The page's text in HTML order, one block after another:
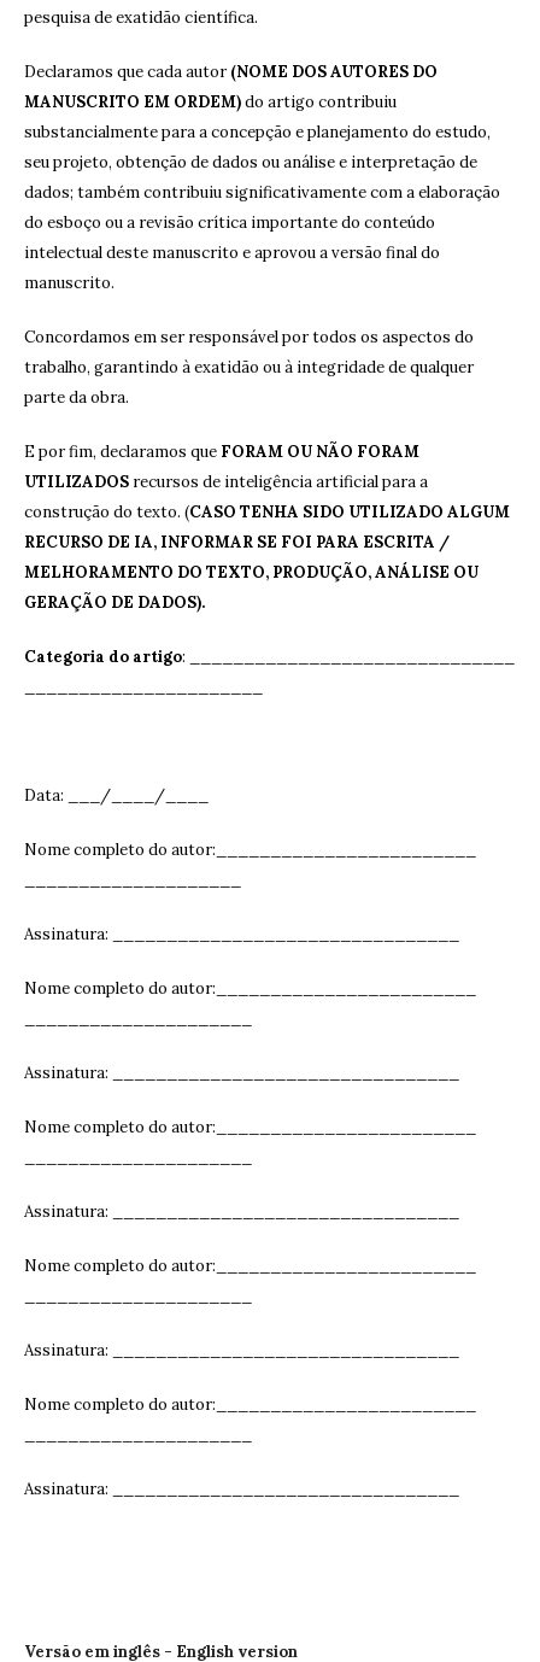
pesquisa de exatidão científica.
Declaramos que cada autor(NOME DOS AUTORES DO
MANUSCRITO EM ORDEM)do artigo contribuiu
substancialmente para a concepção e planejamento do estudo,
seu projeto, obtenção de dados ou análise e interpretação de
dados; também contribuiu significativamente com a elaboração
do esboço ou a revisão crítica importante do conteúdo
intelectual deste manuscrito e aprovou a versão final do
manuscrito.
Concordamos em ser responsável por todos os aspectos do
trabalho, garantindo à exatidão ou à integridade de qualquer
parte da obra.
E por fim, declaramos que FORAM OU NÃO FORAM
UTILIZADOS recursos de inteligência artificial para a
construção do texto. (CASO TENHA SIDO UTILIZADO ALGUM
RECURSO DE IA, INFORMAR SE FOI PARA ESCRITA /
MELHORAMENTO DO TEXTO, PRODUÇÃO, ANÁLISE OU
GERAÇÃO DE DADOS).
Categoria do artigo: ______________________________
Data: ___/____/____
Nome completo do autor:________________________
Assinatura: ______________________________
Nome completo do autor:________________________
Assinatura: ______________________________
Nome completo do autor:________________________
Assinatura: ______________________________
Nome completo do autor:________________________
Assinatura: ______________________________
Nome completo do autor:________________________
Assinatura: ______________________________
Versão em inglês - English version